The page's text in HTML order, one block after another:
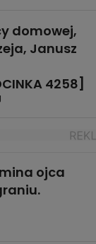
domowej,
Janusz
4258]
ojca